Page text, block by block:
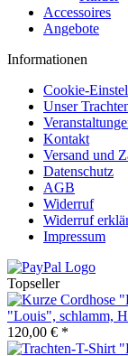
Accessoires
Angebote
Informationen
Cookie-
Unser
Kontakt
Versand und
Datenschutz
AGB
Widerruf
Widerruf
Impressum
Topseller
"Louis", schlamm,
120,00 € *